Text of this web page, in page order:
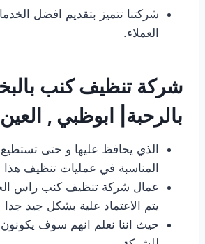
شركتنا تتميز بتقديم افضل
العملاء.
شركة تنظيف كنب
بالرحبة| ابوظبي , العين
الذي يحافظ عليها و حتى
المناسبة في عمليات تنظيف هذا
عمال شركة تنظيف كنب راس
يتم الاعتماد علية بشكل جيد جدا
حيث اننا نعلم انهم سوف